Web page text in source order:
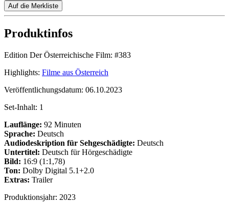
Auf die Merkliste
Produktinfos
Edition Der Österreichische Film: #383
Highlights: Filme aus Österreich
Veröffentlichungsdatum: 06.10.2023
Set-Inhalt: 1
Lauflänge: 92 Minuten
Sprache: Deutsch
Audiodeskription für Sehgeschädigte: Deutsch
Untertitel: Deutsch für Hörgeschädigte
Bild: 16:9 (1:1,78)
Ton: Dolby Digital 5.1+2.0
Extras: Trailer
Produktionsjahr: 2023